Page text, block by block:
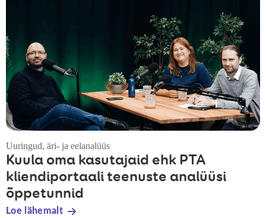
Uuringud, äri- ja eelanalüüs
Kuula oma kasutajaid ehk PTA
kliendiportaali teenuste analüüsi
õppetunnid
Loe lähemalt